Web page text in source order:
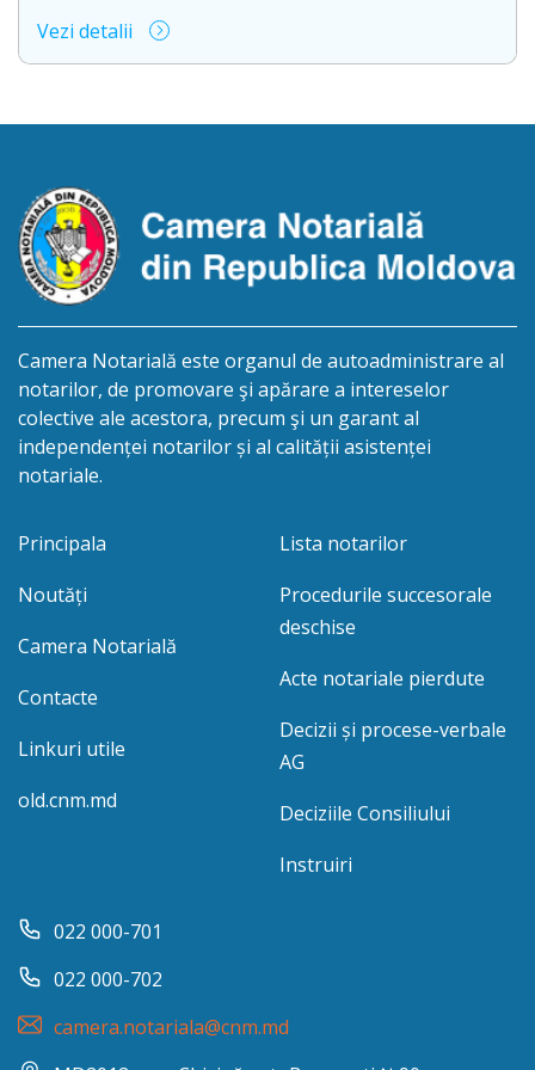
Chișinău, str. M. Kogălniceanu, 36A, ap. 3, anunță
despre deschiderea procedurii succesorale în urma
de 15 februarie 2026. Eliberarea certificatului de
de 30.11.2026 […]
Vezi detalii
Camera Notarială este organul de autoadministrare al
notarilor, de promovare şi apărare a intereselor
colective ale acestora, precum şi un garant al
independenței notarilor și al calității asistenței
notariale.
Principala
Noutăți
Camera Notarială
Contacte
Linkuri utile
old.cnm.md
Lista notarilor
Procedurile succesorale
deschise
Acte notariale pierdute
Decizii și procese-verbale
AG
Deciziile Consiliului
Instruiri
022 000-701
022 000-702
camera.notariala@cnm.md